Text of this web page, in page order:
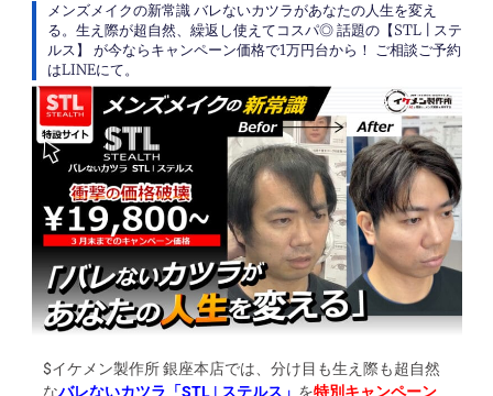
メンズメイクの新常識 バレないカツラがあなたの人生を変え
る。生え際が超自然、繰返し使えてコスパ◎ 話題の【STL | ステ
ルス】 が今ならキャンペーン価格で1万円台から！ ご相談ご予約
はLINEにて。
$イケメン製作所 銀座本店では、分け目も生え際も超自然
なバレないカツラ「STL | ステルス 」 を特別キャンペーン